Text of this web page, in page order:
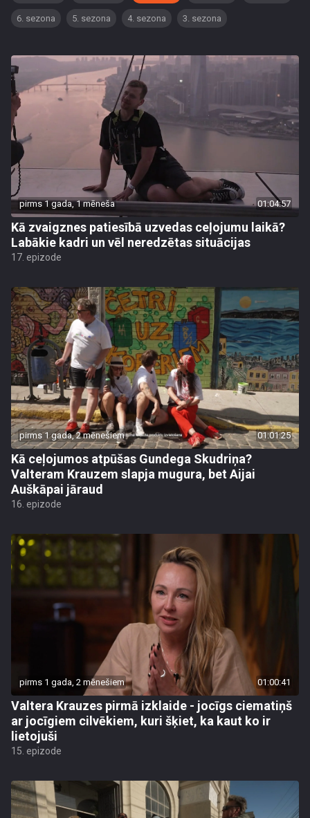
6. sezona 5. sezona 4. sezona 3. sezona
pirms 1 gada, 1 mēneša 01:04:57
Kā zvaigznes patiesībā uzvedas ceļojumu laikā?
Labākie kadri un vēl neredzētas situācijas
17. epizode
pirms 1 gada, 2 mēnešiem 01:01:25
Kā ceļojumos atpūšas Gundega Skudriņa?
Valteram Krauzem slapja mugura, bet Aijai
Auškāpai jāraud
16. epizode
pirms 1 gada, 2 mēnešiem 01:00:41
Valtera Krauzes pirmā izklaide - jocīgs ciematiņš
ar jocīgiem cilvēkiem, kuri šķiet, ka kaut ko ir
lietojuši
15. epizode